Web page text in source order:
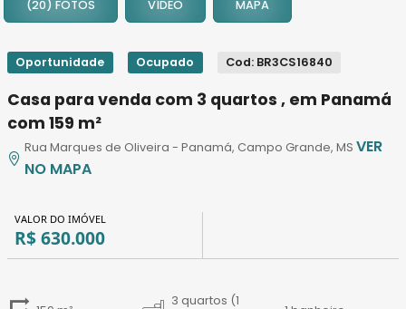
3
7
8
9
12
13
(20) FOTOS VÍDEO MAPA
Oportunidade Ocupado Cod: BR3CS16840
Casa para venda com 3 quartos , em Panamá
com 159 m²
Rua Marques de Oliveira - Panamá, Campo Grande, MSVER
NO MAPA
VALOR DO IMÓVEL
R$ 630.000
3 quartos (1